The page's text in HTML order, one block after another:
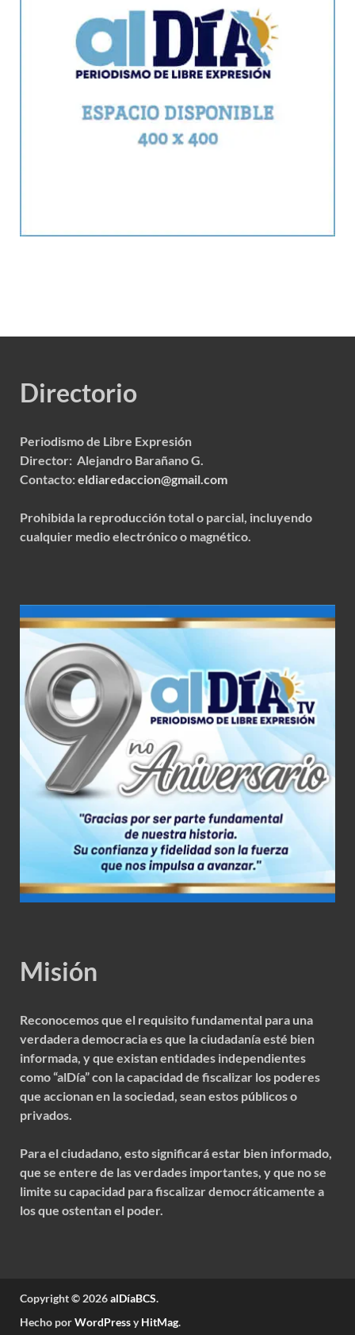
Directorio
Periodismo de Libre Expresión
Director: Alejandro Barañano G.
Contacto:eldiaredaccion@gmail.com
Prohibida la reproducción total o parcial, incluyendo
cualquier medio electrónico o magnético.
Misión
Reconocemos que el requisito fundamental para una
verdadera democracia es que la ciudadanía esté bien
informada, y que existan entidades independientes
como “alDía” con la capacidad de fiscalizar los poderes
que accionan en la sociedad, sean estos públicos o
privados.
Para el ciudadano, esto significará estar bien informado,
que se entere de las verdades importantes, y que no se
limite su capacidad para fiscalizar democráticamente a
los que ostentan el poder.
Copyright © 2026alDíaBCS.
Hecho porWordPressyHitMag.